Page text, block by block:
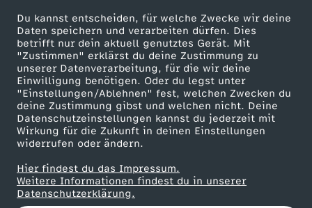
Du kannst entscheiden, für welche Zwecke wir deine
Daten speichern und verarbeiten dürfen. Dies
betrifft nur dein aktuell genutztes Gerät. Mit
"Zustimmen" erklärst du deine Zustimmung zu
unserer Datenverarbeitung, für die wir deine
Einwilligung benötigen. Oder du legst unter
"Einstellungen/Ablehnen" fest, welchen Zwecken du
deine Zustimmung gibst und welchen nicht. Deine
Datenschutzeinstellungen kannst du jederzeit mit
Wirkung für die Zukunft in deinen Einstellungen
widerrufen oder ändern.
Hier findest du das Impressum.
Weitere Informationen findest du in unserer
Datenschutzerklärung.
t
t
e
n
-
E
ZDF goes Schule
Werbefernsehen
Mainzelmännchen
Partner